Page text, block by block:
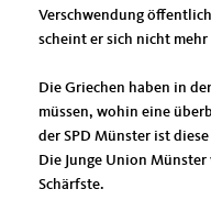
Verschwendung
scheint er sich nicht mehr
Die Griechen haben in
müssen, wohin eine
der SPD Münster ist
Die Junge Union
Schärfste.